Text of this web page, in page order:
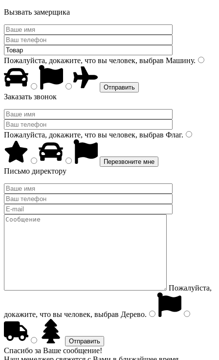
Вызвать замерщика
Пожалуйста, докажите, что вы человек, выбрав Машину.
Заказать звонок
Пожалуйста, докажите, что вы человек, выбрав Флаг.
Письмо директору
Пожалуйста,
докажите, что вы человек, выбрав Дерево.
Спасибо за Ваше сообщение!